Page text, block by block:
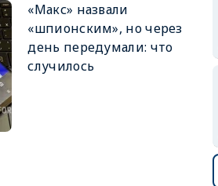
«Макс» назвали
«шпионским», но через
день передумали: что
случилось